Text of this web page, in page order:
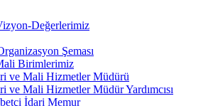
Değerlerimiz
Şeması
Birimlerimiz
ve Mali Hizmetler Müdürü
ve Mali Hizmetler Müdür Yardımcısı
İdari Memur